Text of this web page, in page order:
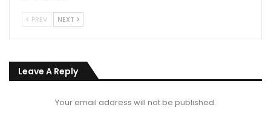
PREV NEXT
Leave A Reply
Your email address will not be published.